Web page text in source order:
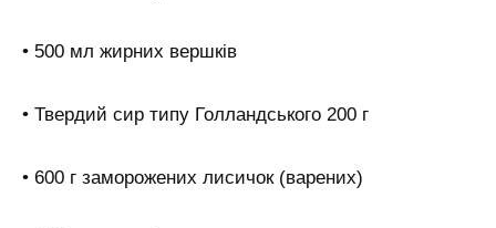
• 500 мл жирних вершків
• Твердий сир типу Голландського 200 г
• 600 г заморожених лисичок (варених)